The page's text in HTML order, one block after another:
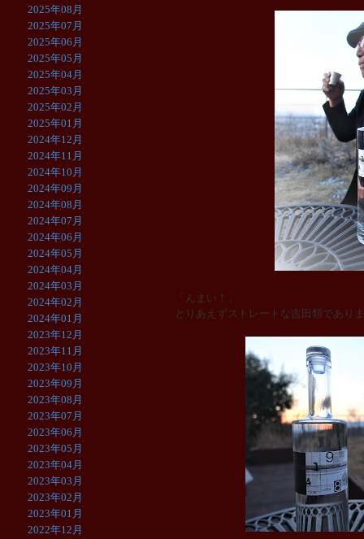
「んまい！」
とりあえずストレートな吉田類であり
2025年08月
2025年07月
2025年06月
2025年05月
2025年04月
2025年03月
2025年02月
2025年01月
2024年12月
2024年11月
2024年10月
2024年09月
2024年08月
2024年07月
2024年06月
2024年05月
2024年04月
2024年03月
2024年02月
2024年01月
2023年12月
2023年11月
2023年10月
2023年09月
2023年08月
2023年07月
2023年06月
2023年05月
2023年04月
2023年03月
2023年02月
2023年01月
2022年12月